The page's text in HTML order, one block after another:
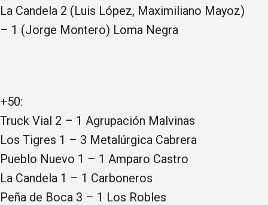
La Candela 2 (Luis López, Maximiliano Mayoz)
– 1 (Jorge Montero) Loma Negra
+50:
Truck Vial 2 – 1 Agrupación Malvinas
Los Tigres 1 – 3 Metalúrgica Cabrera
Pueblo Nuevo 1 – 1 Amparo Castro
La Candela 1 – 1 Carboneros
Peña de Boca 3 – 1 Los Robles